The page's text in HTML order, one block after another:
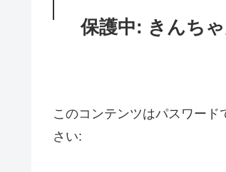
保護中: きんち
このコンテンツはパスワー
さい: